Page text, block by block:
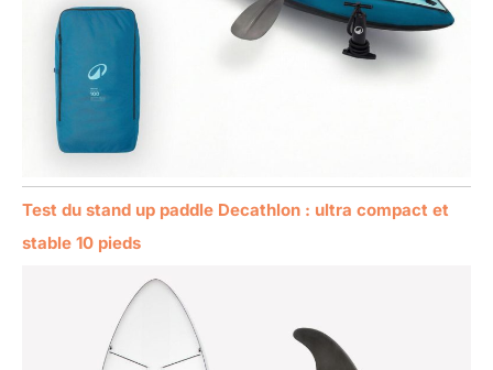
Test du stand up paddle Decathlon : ultra compact et
stable 10 pieds